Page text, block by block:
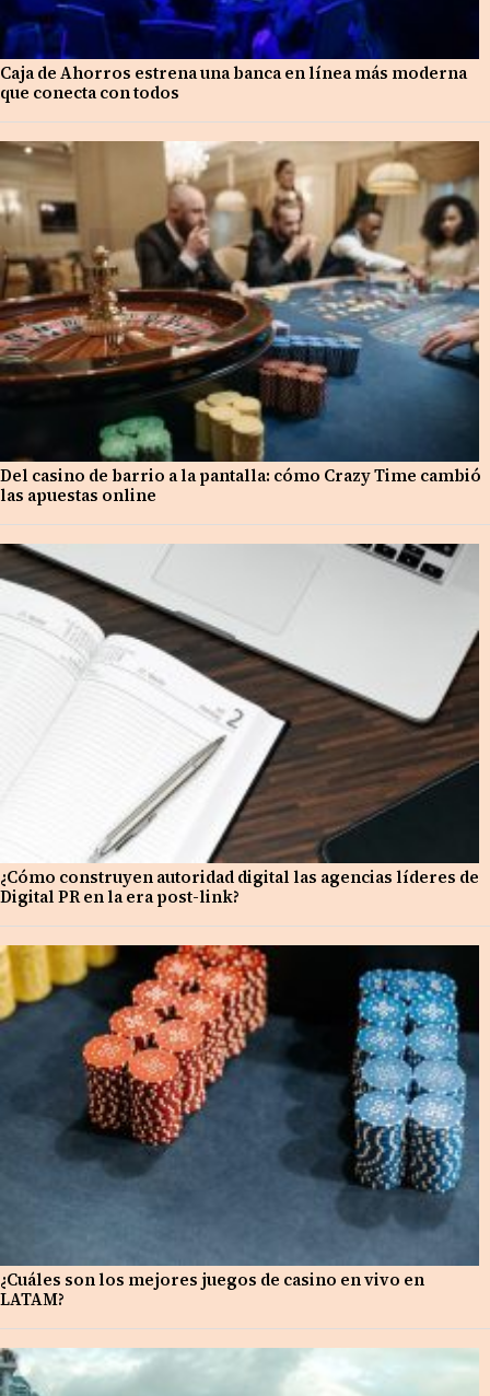
Caja de Ahorros estrena una banca en línea más moderna
que conecta con todos
Del casino de barrio a la pantalla: cómo Crazy Time cambió
las apuestas online
¿Cómo construyen autoridad digital las agencias líderes de
Digital PR en la era post-link?
¿Cuáles son los mejores juegos de casino en vivo en
LATAM?